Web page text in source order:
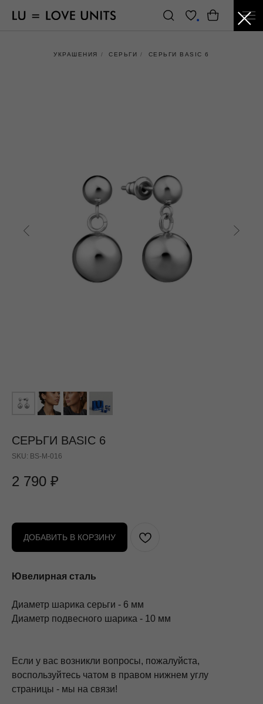
УКРАШЕНИЯ / СЕРЬГИ / СЕРЬГИ BASIC 6
СЕРЬГИ BASIC 6
SKU: BS-M-016
2 790 ₽
ДОБАВИТЬ В КОРЗИНУ
Ювелирная сталь
Диаметр шарика серьги - 6 мм
Диаметр подвесного шарика - 10 мм
Если у вас возникли вопросы, пожалуйста,
воспользуйтесь чатом в правом нижнем углу
страницы - мы на связи!